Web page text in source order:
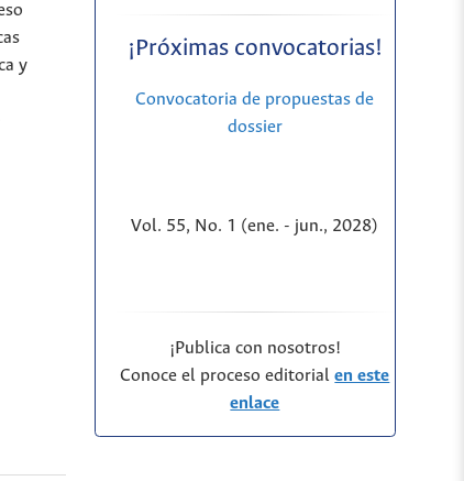
y
¡Próximas convocatorias!
Convocatoria de propuestas de
dossier
Vol. 55, No. 1 (ene. - jun., 2028)
¡Publica con nosotros!
Conoce el proceso editorialen este
enlace